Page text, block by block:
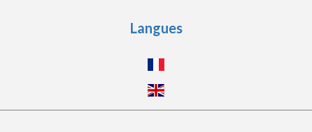
Langues